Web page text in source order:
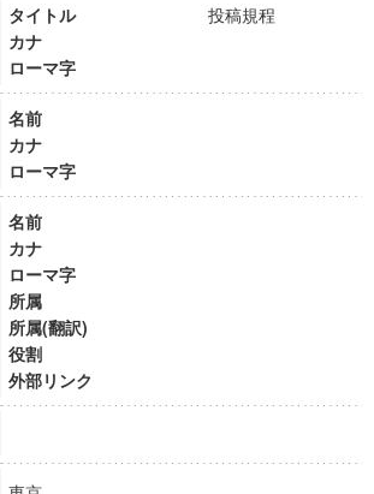
タイトル
投稿規程
カナ
ローマ字
名前
カナ
ローマ字
名前
カナ
ローマ字
所属
所属(翻訳)
役割
外部リンク